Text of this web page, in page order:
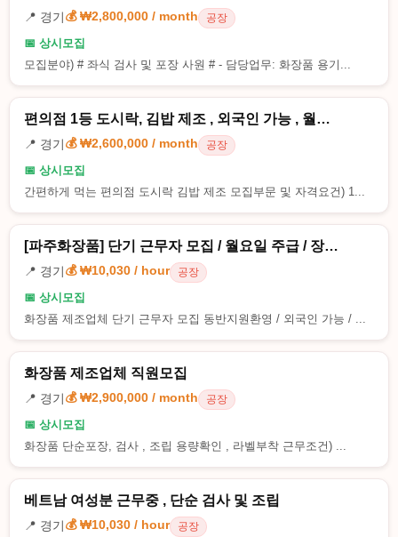
📍 경기💰 ₩2,800,000 / month 공장
📅 상시모집
모집분야) # 좌식 검사 및 포장 사원 # - 담당업무: 화장품 용기...
편의점 1등 도시락, 김밥 제조 , 외국인 가능 , 월…
📍 경기💰 ₩2,600,000 / month 공장
📅 상시모집
간편하게 먹는 편의점 도시락 김밥 제조 모집부문 및 자격요건) 1...
[파주화장품] 단기 근무자 모집 / 월요일 주급 / 장…
📍 경기💰 ₩10,030 / hour 공장
📅 상시모집
화장품 제조업체 단기 근무자 모집 동반지원환영 / 외국인 가능 / ...
화장품 제조업체 직원모집
📍 경기💰 ₩2,900,000 / month 공장
📅 상시모집
화장품 단순포장, 검사 , 조립 용량확인 , 라벨부착 근무조건) ...
베트남 여성분 근무중 , 단순 검사 및 조립
📍 경기💰 ₩10,030 / hour 공장